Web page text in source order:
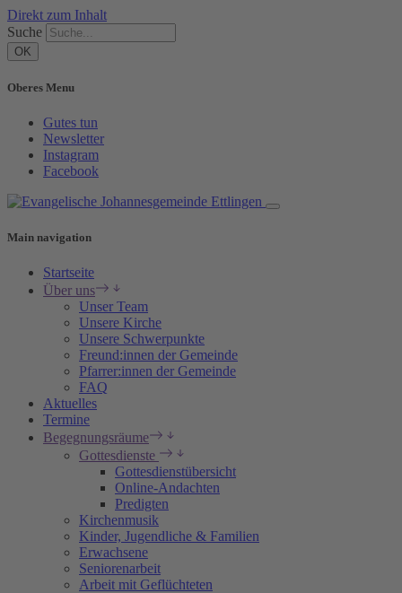
Direkt zum Inhalt
Suche
Oberes Menu
Gutes tun
Newsletter
Instagram
Facebook
Main navigation
Startseite
Über uns
Unser Team
Unsere Kirche
Unsere Schwerpunkte
Freund:innen der Gemeinde
Pfarrer:innen der Gemeinde
FAQ
Aktuelles
Termine
Begegnungsräume
Gottesdienste
Gottesdienstübersicht
Online-Andachten
Predigten
Kirchenmusik
Kinder, Jugendliche & Familien
Erwachsene
Seniorenarbeit
Arbeit mit Geflüchteten